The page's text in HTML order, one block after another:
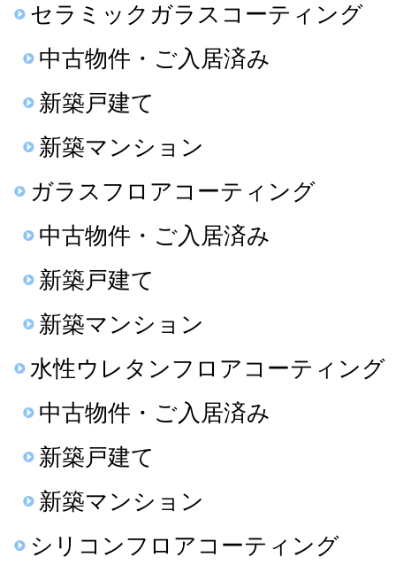
セラミックガラスコーティング
中古物件・ご入居済み
新築戸建て
新築マンション
ガラスフロアコーティング
中古物件・ご入居済み
新築戸建て
新築マンション
水性ウレタンフロアコーティング
中古物件・ご入居済み
新築戸建て
新築マンション
シリコンフロアコーティング